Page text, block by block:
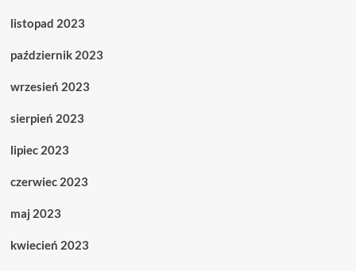
listopad 2023
październik 2023
wrzesień 2023
sierpień 2023
lipiec 2023
czerwiec 2023
maj 2023
kwiecień 2023